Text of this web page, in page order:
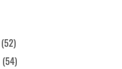
(52)
(54)